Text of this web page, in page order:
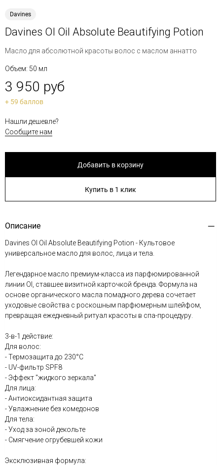
Davines
Davines OI Oil Absolute Beautifying Potion
Масло для абсолютной красоты волос c маслом аннатто
Объем: 50 мл
3 950 руб
+ 59 баллов
Нашли дешевле?
Сообщите нам
Добавить в корзину
Купить в 1 клик
Описание
Davines OI Oil Absolute Beautifying Potion - Культовое
универсальное масло для волос, лица и тела.
Легендарное масло премиум-класса из парфюмированной
линии OI, ставшее визитной карточкой бренда. Формула на
основе органического масла помадного дерева сочетает
уходовые свойства с роскошным парфюмерным шлейфом,
превращая ежедневный ритуал красоты в спа-процедуру.
3-в-1 действие:
Для волос:
- Термозащита до 230°C
- UV-фильтр SPF8
- Эффект "жидкого зеркала"
Для лица:
- Антиоксидантная защита
- Увлажнение без комедонов
Для тела:
- Уход за зоной декольте
- Смягчение огрубевшей кожи
Эксклюзивная формула: